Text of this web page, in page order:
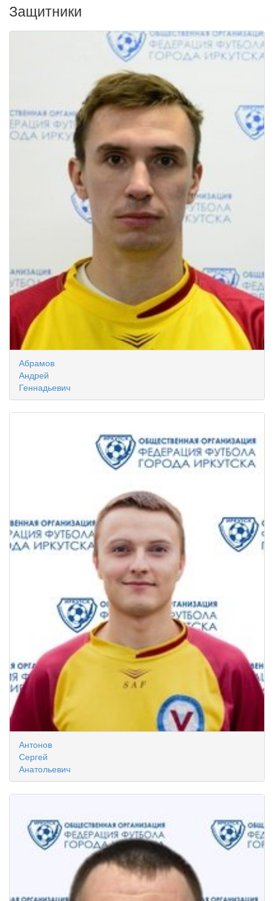
Защитники
Абрамов
Андрей
Геннадьевич
Антонов
Сергей
Анатольевич